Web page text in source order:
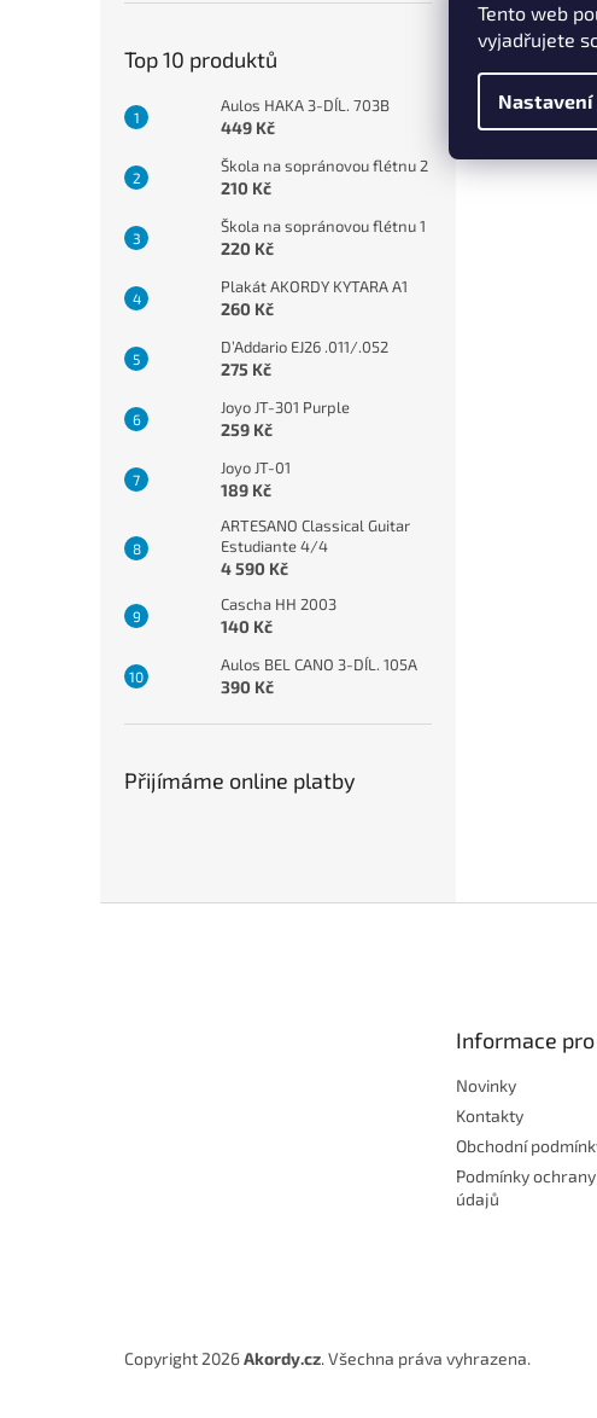
Tento web
vyjadřujete
Nastavení
Top 10 produktů
Aulos HAKA 3-DÍL. 703B
449 Kč
Škola na sopránovou flétnu 2
210 Kč
Škola na sopránovou flétnu 1
220 Kč
Plakát AKORDY KYTARA A1
260 Kč
D’Addario EJ26 .011/.052
275 Kč
Joyo JT-301 Purple
259 Kč
Joyo JT-01
189 Kč
ARTESANO Classical Guitar
Estudiante 4/4
4 590 Kč
Cascha HH 2003
140 Kč
Aulos BEL CANO 3-DÍL. 105A
390 Kč
Přijímáme online platby
Barva -
Informace
Novinky
Kontakty
Obchodní
Podmínky
údajů
Copyright 2026Akordy.cz. Všechna práva vyhrazena.